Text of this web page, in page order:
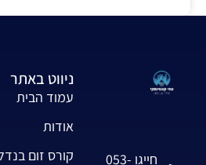
חייגו 053-
ניווט באתר
עמוד הבית
אודות
קורס זום